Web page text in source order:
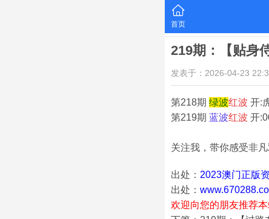
首页
219期：【贴身
发表于：2026-04-23
第218期 绿波红波 开:
第219期 蓝波红波 开
关注我，带你感受非凡
出处： 2023澳门正版
出处：
欢迎向您的朋友推荐